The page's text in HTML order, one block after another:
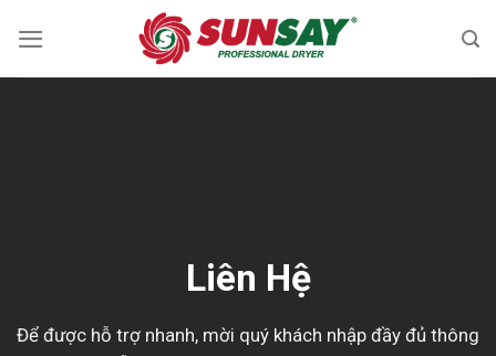
content
Liên Hệ
Để được hỗ trợ nhanh, mời quý khách nhập đầy đủ thông